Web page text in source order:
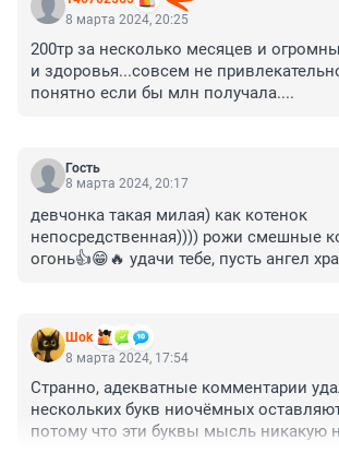
8 марта 2024, 20:25
200тр за несколько месяцев и
и здоровья...совсем не
понятно если бы млн получала....
Гость
8 марта 2024, 20:17
девчонка такая милая) как котенок
непосредственная)))) рожи смешные
огонь👍😁🔥 удачи тебе, пусть ангел
Шok
8 марта 2024, 17:54
Странно, адекватные комментарии
нескольких букв ниочёмных
потому что эти буквы мысль никакую